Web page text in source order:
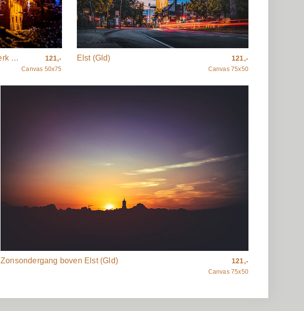
Grote Kerk Elst (Gld) 121,-
Canvas 50x75
Elst (Gld) 121,-
Canvas 75x50
Zonsondergang boven Elst (Gld) 121,-
Canvas 75x50